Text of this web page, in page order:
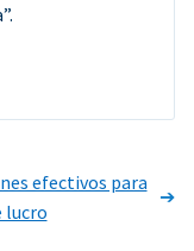
efectivos para
lucro